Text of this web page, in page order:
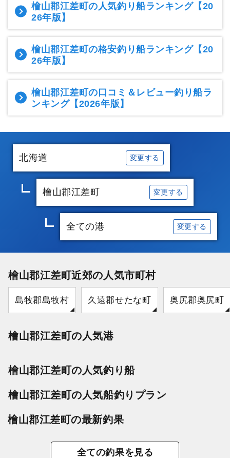
檜山郡江差町の人気釣り船ランキング【20
26年版】
檜山郡江差町の格安釣り船ランキング【20
26年版】
檜山郡江差町の口コミ＆レビュー釣り船ラ
ンキング【2026年版】
北海道 変更する
檜山郡江差町 変更する
全ての港 変更する
檜山郡江差町近郊の人気市町村
島牧郡島牧村 久遠郡せたな町 奥尻郡奥尻町
檜山郡江差町の人気港
檜山郡江差町の人気釣り船
檜山郡江差町の人気船釣りプラン
檜山郡江差町の最新釣果
全ての釣果を見る